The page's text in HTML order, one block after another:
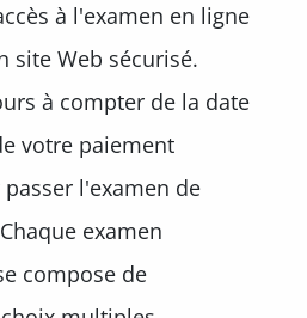
à l'examen en ligne
site Web sécurisé.
à compter de la date
votre paiement
l'examen de
examen
compose de